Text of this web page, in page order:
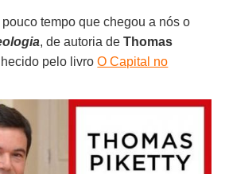
tempo que chegou a nós o
, de autoria deThomas
pelo livroO Capital no